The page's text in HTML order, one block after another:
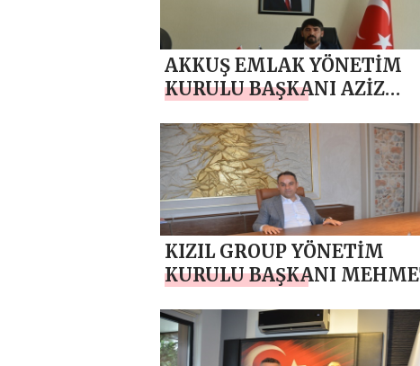
AKKUŞ EMLAK YÖNETİM
KURULU BAŞKANI AZİZ
MESAJI
KIZIL GROUP YÖNETİM
KURULU BAŞKANI
MESAJI